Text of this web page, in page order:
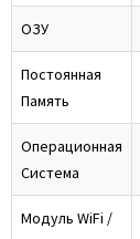
ОЗУ
Постоянная
Память
Операционная
Система
Модуль WiFi /